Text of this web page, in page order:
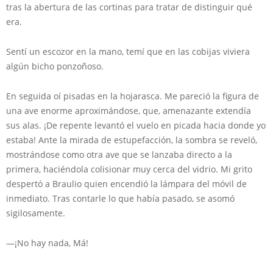
tras la abertura de las cortinas para tratar de distinguir qué
era.
Sentí un escozor en la mano, temí que en las cobijas viviera
algún bicho ponzoñoso.
En seguida oí pisadas en la hojarasca. Me pareció la figura de
una ave enorme aproximándose, que, amenazante extendía
sus alas. ¡De repente levantó el vuelo en picada hacia donde yo
estaba! Ante la mirada de estupefacción, la sombra se reveló,
mostrándose como otra ave que se lanzaba directo a la
primera, haciéndola colisionar muy cerca del vidrio. Mi grito
despertó a Braulio quien encendió la lámpara del móvil de
inmediato. Tras contarle lo que había pasado, se asomó
sigilosamente.
—¡No hay nada, Má!